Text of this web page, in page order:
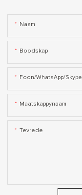
Naam
Boodskap
Foon/WhatsApp/Skype
Maatskappynaam
Tevrede